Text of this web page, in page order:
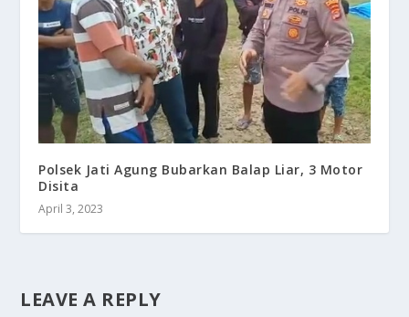
Polsek Jati Agung Bubarkan Balap Liar, 3 Motor
Disita
April 3, 2023
LEAVE A REPLY